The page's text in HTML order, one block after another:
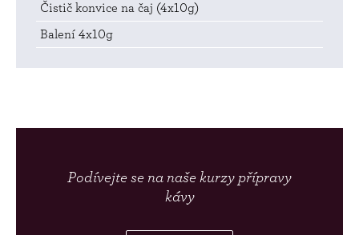
Čistič konvice na čaj (4x10g)
Balení 4x10g
Podívejte se na naše kurzy přípravy
kávy